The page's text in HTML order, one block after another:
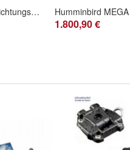
Orbitrade unterer Dichtungssatz Volvo Penta MD1A VP-876393
1.800,90 €